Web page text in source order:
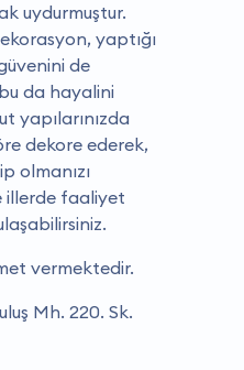
uydurmuştur.
yaptığı
de
da hayalini
yapılarınızda
dekore ederek,
olmanızı
illerde faaliyet
vermektedir.
Mh. 220. Sk.